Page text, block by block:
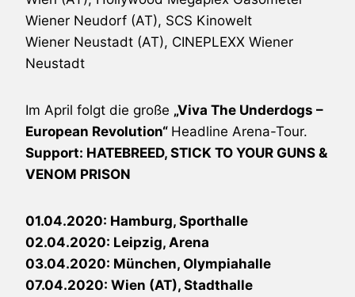
Wiener Neudorf (AT), SCS Kinowelt
Wiener Neustadt (AT), CINEPLEXX Wiener
Neustadt
Im April folgt die große „Viva The Underdogs –
European Revolution“ Headline Arena-Tour.
Support: HATEBREED, STICK TO YOUR GUNS &
VENOM PRISON
01.04.2020: Hamburg, Sporthalle
02.04.2020: Leipzig, Arena
03.04.2020: München, Olympiahalle
07.04.2020: Wien (AT), Stadthalle